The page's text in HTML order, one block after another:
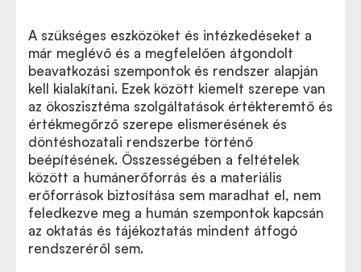
A szükséges eszközöket és intézkedéseket a
már meglévő és a megfelelően átgondolt
beavatkozási szempontok és rendszer alapján
kell kialakítani. Ezek között kiemelt szerepe van
az ökoszisztéma szolgáltatások értékteremtő és
értékmegőrző szerepe elismerésének és
döntéshozatali rendszerbe történő
beépítésének. Összességében a feltételek
között a humánerőforrás és a materiális
erőforrások biztosítása sem maradhat el, nem
feledkezve meg a humán szempontok kapcsán
az oktatás és tájékoztatás mindent átfogó
rendszeréről sem.